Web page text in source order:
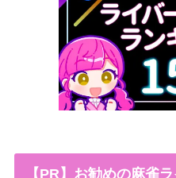
【PR】お勧めの麻雀